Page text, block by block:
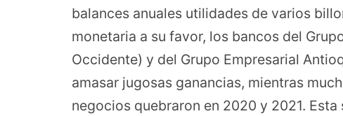
balances anuales utilidades de varios
monetaria a su favor, los bancos del
Occidente) y del Grupo Empresarial
amasar jugosas ganancias, mientras
negocios quebraron en 2020 y 2021.